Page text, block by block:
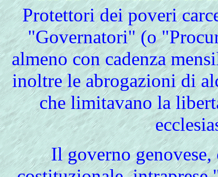
Protettori dei poveri
"Governatori" (o
almeno con cadenza
inoltre le abrogazioni di
che limitavano la
Ilgoverno